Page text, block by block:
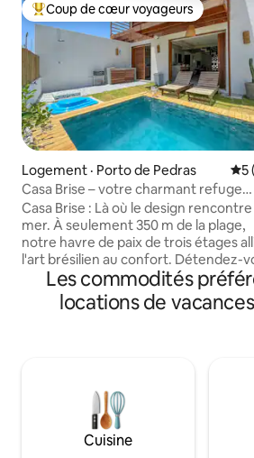
Coup de cœur voyageurs parmi les
Coup de cœur voyageurs
Logement · Porto de Pedras
5
Casa Brise – votre charmant refuge
tropical
Casa Brise : Là où le design rencontre
mer. À seulement 350 m de la plage,
notre havre de paix de trois étages
l'art brésilien au confort. Détendez-
dans l'une des deux suites (dont une
avec baignoire), dans la piscine à
ou sur le toit, qui offre une vue
et un barbecue complètent votre
à Rota dos Milagres. ▶️ Nouvelle
annonce, maintenant gérée
directement par le propriétaire.
Les commodités
locations de
Cuisine